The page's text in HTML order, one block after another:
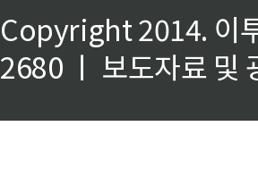
Copyright 2014. 이
2680 ㅣ 보도자료